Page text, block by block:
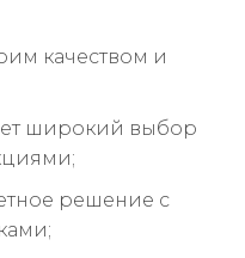
качеством и
широкий выбор
решение с